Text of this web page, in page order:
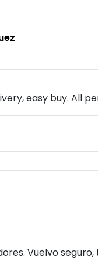
easy buy. All
Vuelvo